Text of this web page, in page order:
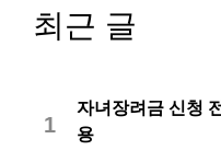
최근 글
1
자녀장려금 신청
용